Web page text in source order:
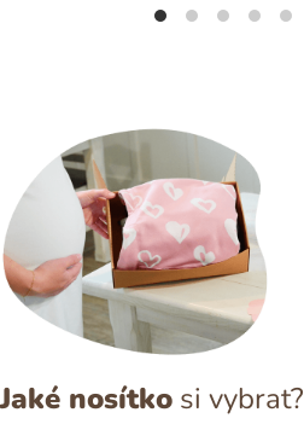
Jaké nosítko si vybrat?